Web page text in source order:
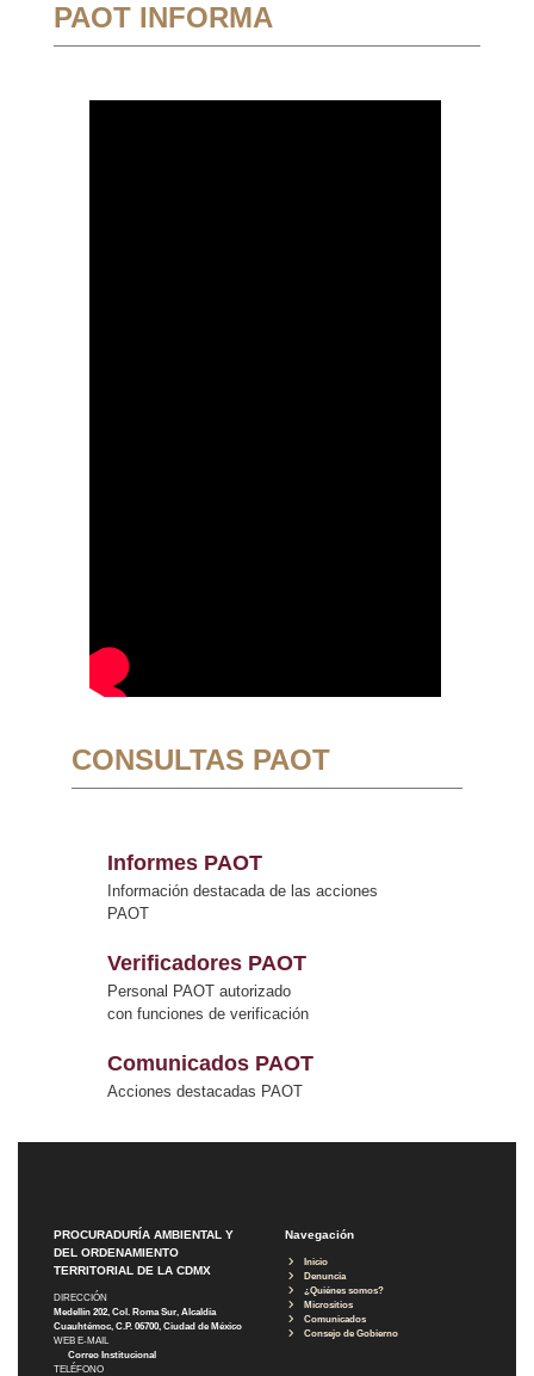
PAOT INFORMA
CONSULTAS PAOT
Informes PAOT
Información destacada de las acciones
PAOT
Verificadores PAOT
Personal PAOT autorizado
con funciones de verificación
Comunicados PAOT
Acciones destacadas PAOT
PROCURADURÍA AMBIENTAL Y
DEL ORDENAMIENTO
TERRITORIAL DE LA CDMX
DIRECCIÓN
Medellín 202, Col. Roma Sur, Alcaldía
Cuauhtémoc, C.P. 06700, Ciudad de México
WEB E-MAIL
Correo Institucional
TELÉFONO
Navegación
Inicio
Denuncia
¿Quiénes somos?
Micrositios
Comunicados
Consejo de Gobierno